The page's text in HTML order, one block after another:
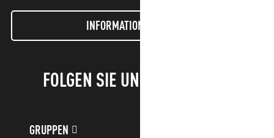
INFORMATIONEN LETTER
FOLGEN SIE UNS!
GRUPPEN